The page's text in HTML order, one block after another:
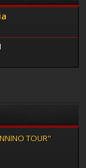
TOUR"